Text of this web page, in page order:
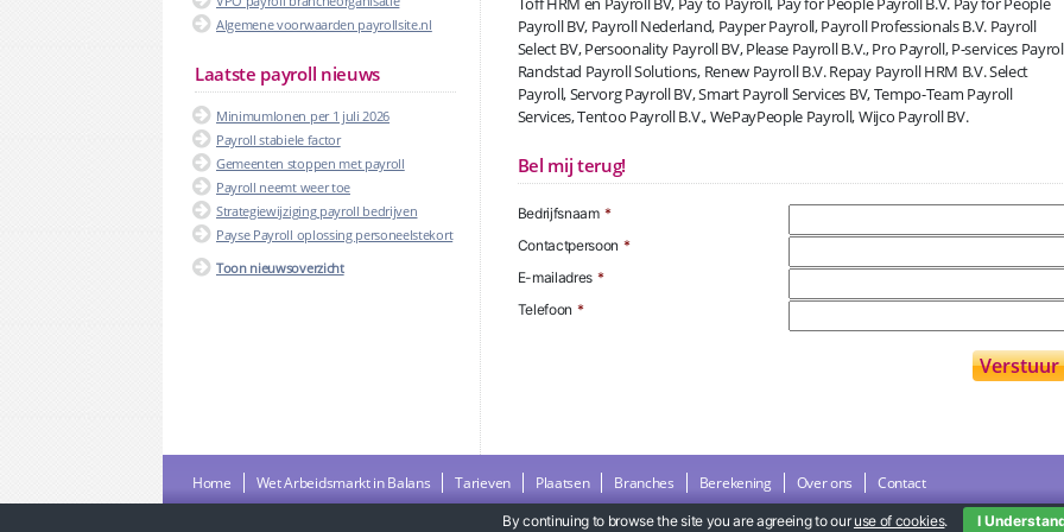
Algemene voorwaarden payrollsite.nl
Laatste payroll nieuws
Minimumlonen per 1 juli 2026
Payroll stabiele factor
Gemeenten stoppen met payroll
Payroll neemt weer toe
Strategiewijziging payroll bedrijven
Payse Payroll oplossing personeelstekort
Toon nieuwsoverzicht
Payroll BV, Payroll Nederland, Payper Payroll, Payroll Professionals B.V. Payroll
Select BV, Persoonality Payroll BV, Please Payroll B.V., Pro Payroll, P-services
Randstad Payroll Solutions, Renew Payroll B.V. Repay Payroll HRM B.V. Select
Payroll, Servorg Payroll BV, Smart Payroll Services BV, Tempo-Team Payroll
Services, Tentoo Payroll B.V., WePayPeople Payroll, Wijco Payroll BV.
Bel mij terug!
Bedrijfsnaam *
Contactpersoon *
E-mailadres *
Telefoon *
Home Wet Arbeidsmarkt in Balans Tarieven Plaatsen Branches Berekening Over ons Contact
By continuing to browse the site you are agreeing to our use of cookies. I